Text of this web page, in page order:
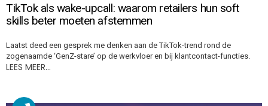
TikTok als wake-upcall: waarom retailers hun soft
skills beter moeten afstemmen
Laatst deed een gesprek me denken aan de TikTok-trend rond de
zogenaamde ‘GenZ-stare’ op de werkvloer en bij klantcontact-functies.
LEES MEER…